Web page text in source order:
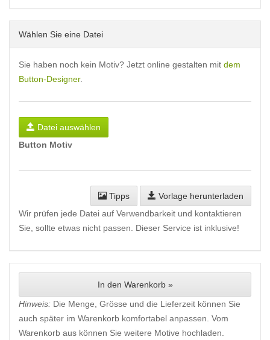
Wählen Sie eine Datei
Sie haben noch kein Motiv? Jetzt online gestalten mit dem
Button-Designer.
Datei auswählen
Button Motiv
Tipps
Vorlage herunterladen
Wir prüfen jede Datei auf Verwendbarkeit und kontaktieren
Sie, sollte etwas nicht passen. Dieser Service ist inklusive!
In den Warenkorb »
Hinweis: Die Menge, Grösse und die Lieferzeit können Sie
auch später im Warenkorb komfortabel anpassen. Vom
Warenkorb aus können Sie weitere Motive hochladen.